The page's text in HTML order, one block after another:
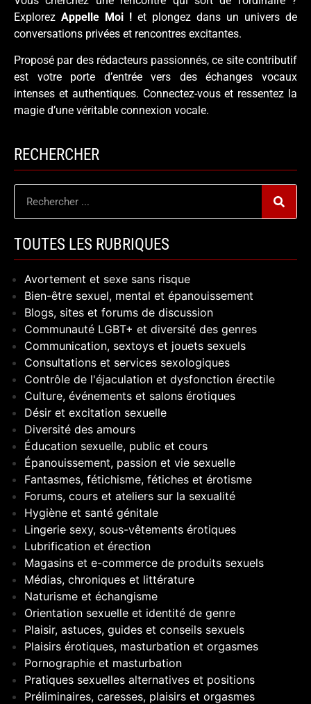
Explorez Appelle Moi ! et plongez dans un univers de
conversations privées et rencontres excitantes.
Proposé par des rédacteurs passionnés, ce site contributif
est votre porte d’entrée vers des échanges vocaux
intenses et authentiques. Connectez-vous et ressentez la
magie d’une véritable connexion vocale.
RECHERCHER
TOUTES LES RUBRIQUES
Avortement et sexe sans risque
Bien-être sexuel, mental et épanouissement
Blogs, sites et forums de discussion
Communauté LGBT+ et diversité des genres
Communication, sextoys et jouets sexuels
Consultations et services sexologiques
Contrôle de l'éjaculation et dysfonction érectile
Culture, événements et salons érotiques
Désir et excitation sexuelle
Diversité des amours
Éducation sexuelle, public et cours
Épanouissement, passion et vie sexuelle
Fantasmes, fétichisme, fétiches et érotisme
Forums, cours et ateliers sur la sexualité
Hygiène et santé génitale
Lingerie sexy, sous-vêtements érotiques
Lubrification et érection
Magasins et e-commerce de produits sexuels
Médias, chroniques et littérature
Naturisme et échangisme
Orientation sexuelle et identité de genre
Plaisir, astuces, guides et conseils sexuels
Plaisirs érotiques, masturbation et orgasmes
Pornographie et masturbation
Pratiques sexuelles alternatives et positions
Préliminaires, caresses, plaisirs et orgasmes